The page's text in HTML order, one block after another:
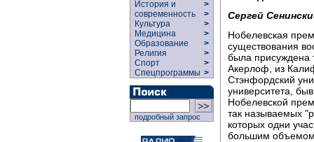
История и
современность
>
>
Культура
>
Медицина
>
Образование
>
Религия
>
Спорт
>
Спецпрограммы >
подробный запрос
Сергей
Нобелевская
существования
была присуждена
Акерлоф, из
Стэнфордский
университета,
Нобелевской
так называемых
которых одни
большим